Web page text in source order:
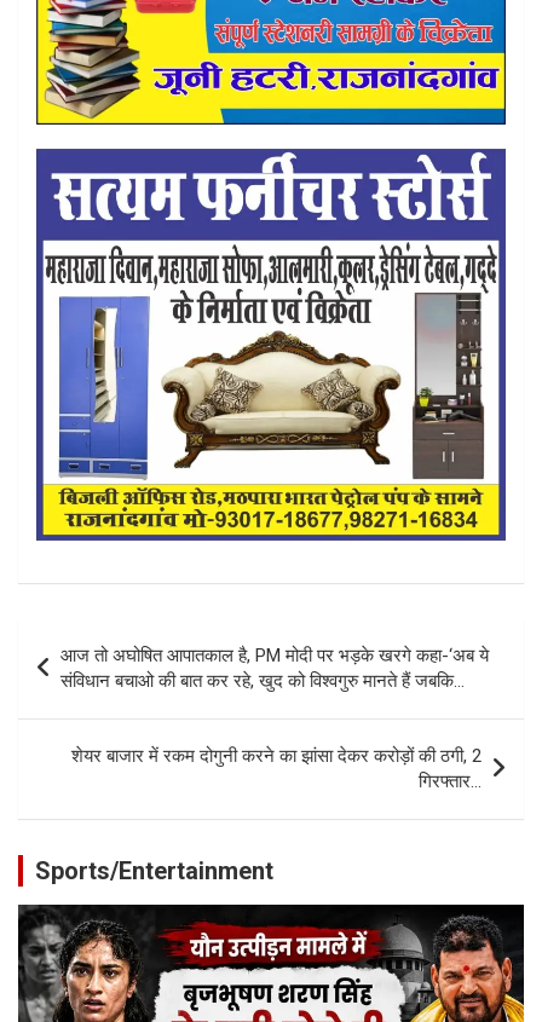
navigation
आज तो अघोषित आपातकाल है, PM मोदी पर भड़के खरगे कहा-‘अब ये
संविधान बचाओ की बात कर रहे, खुद को विश्वगुरु मानते हैं जबकि…
शेयर बाजार में रकम दोगुनी करने का झांसा देकर करोड़ों की ठगी, 2
गिरफ्तार…
Sports/Entertainment